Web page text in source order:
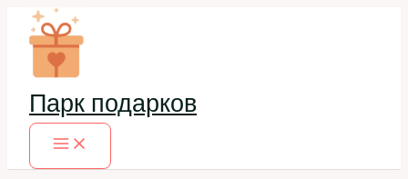
Перейти
содержимому
Парк подарков